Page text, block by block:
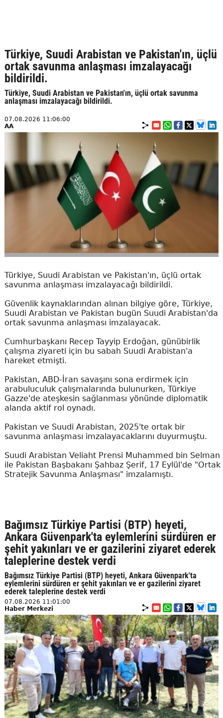
Türkiye, Suudi Arabistan ve Pakistan'ın, üçlü
ortak savunma anlaşması imzalayacağı
bildirildi.
Türkiye, Suudi Arabistan ve Pakistan'ın, üçlü ortak savunma
anlaşması imzalayacağı bildirildi.
07.08.2026 11:06:00
AA
Türkiye, Suudi Arabistan ve Pakistan'ın, üçlü ortak
savunma anlaşması imzalayacağı bildirildi.
Güvenlik kaynaklarından alınan bilgiye göre, Türkiye,
Suudi Arabistan ve Pakistan bugün Suudi Arabistan'da
ortak savunma anlaşması imzalayacak.
Cumhurbaşkanı Recep Tayyip Erdoğan, günübirlik
çalışma ziyareti için bu sabah Suudi Arabistan'a
hareket etmişti.
Pakistan, ABD-İran savaşını sona erdirmek için
arabuluculuk çalışmalarında bulunurken, Türkiye
Gazze'de ateşkesin sağlanması yönünde diplomatik
alanda aktif rol oynadı.
Pakistan ve Suudi Arabistan, 2025'te ortak bir
savunma anlaşması imzalayacaklarını duyurmuştu.
Suudi Arabistan Veliaht Prensi Muhammed bin Selman
ile Pakistan Başbakanı Şahbaz Şerif, 17 Eylül'de "Ortak
Stratejik Savunma Anlaşması" imzalamıştı.
Bağımsız Türkiye Partisi (BTP) heyeti,
Ankara Güvenpark'ta eylemlerini sürdüren er
şehit yakınları ve er gazilerini ziyaret ederek
taleplerine destek verdi
Bağımsız Türkiye Partisi (BTP) heyeti, Ankara Güvenpark'ta
eylemlerini sürdüren er şehit yakınları ve er gazilerini ziyaret
ederek taleplerine destek verdi
07.08.2026 11:01:00
Haber Merkezi